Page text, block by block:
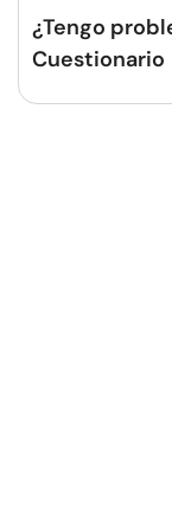
¿Tengo
Cuestionario